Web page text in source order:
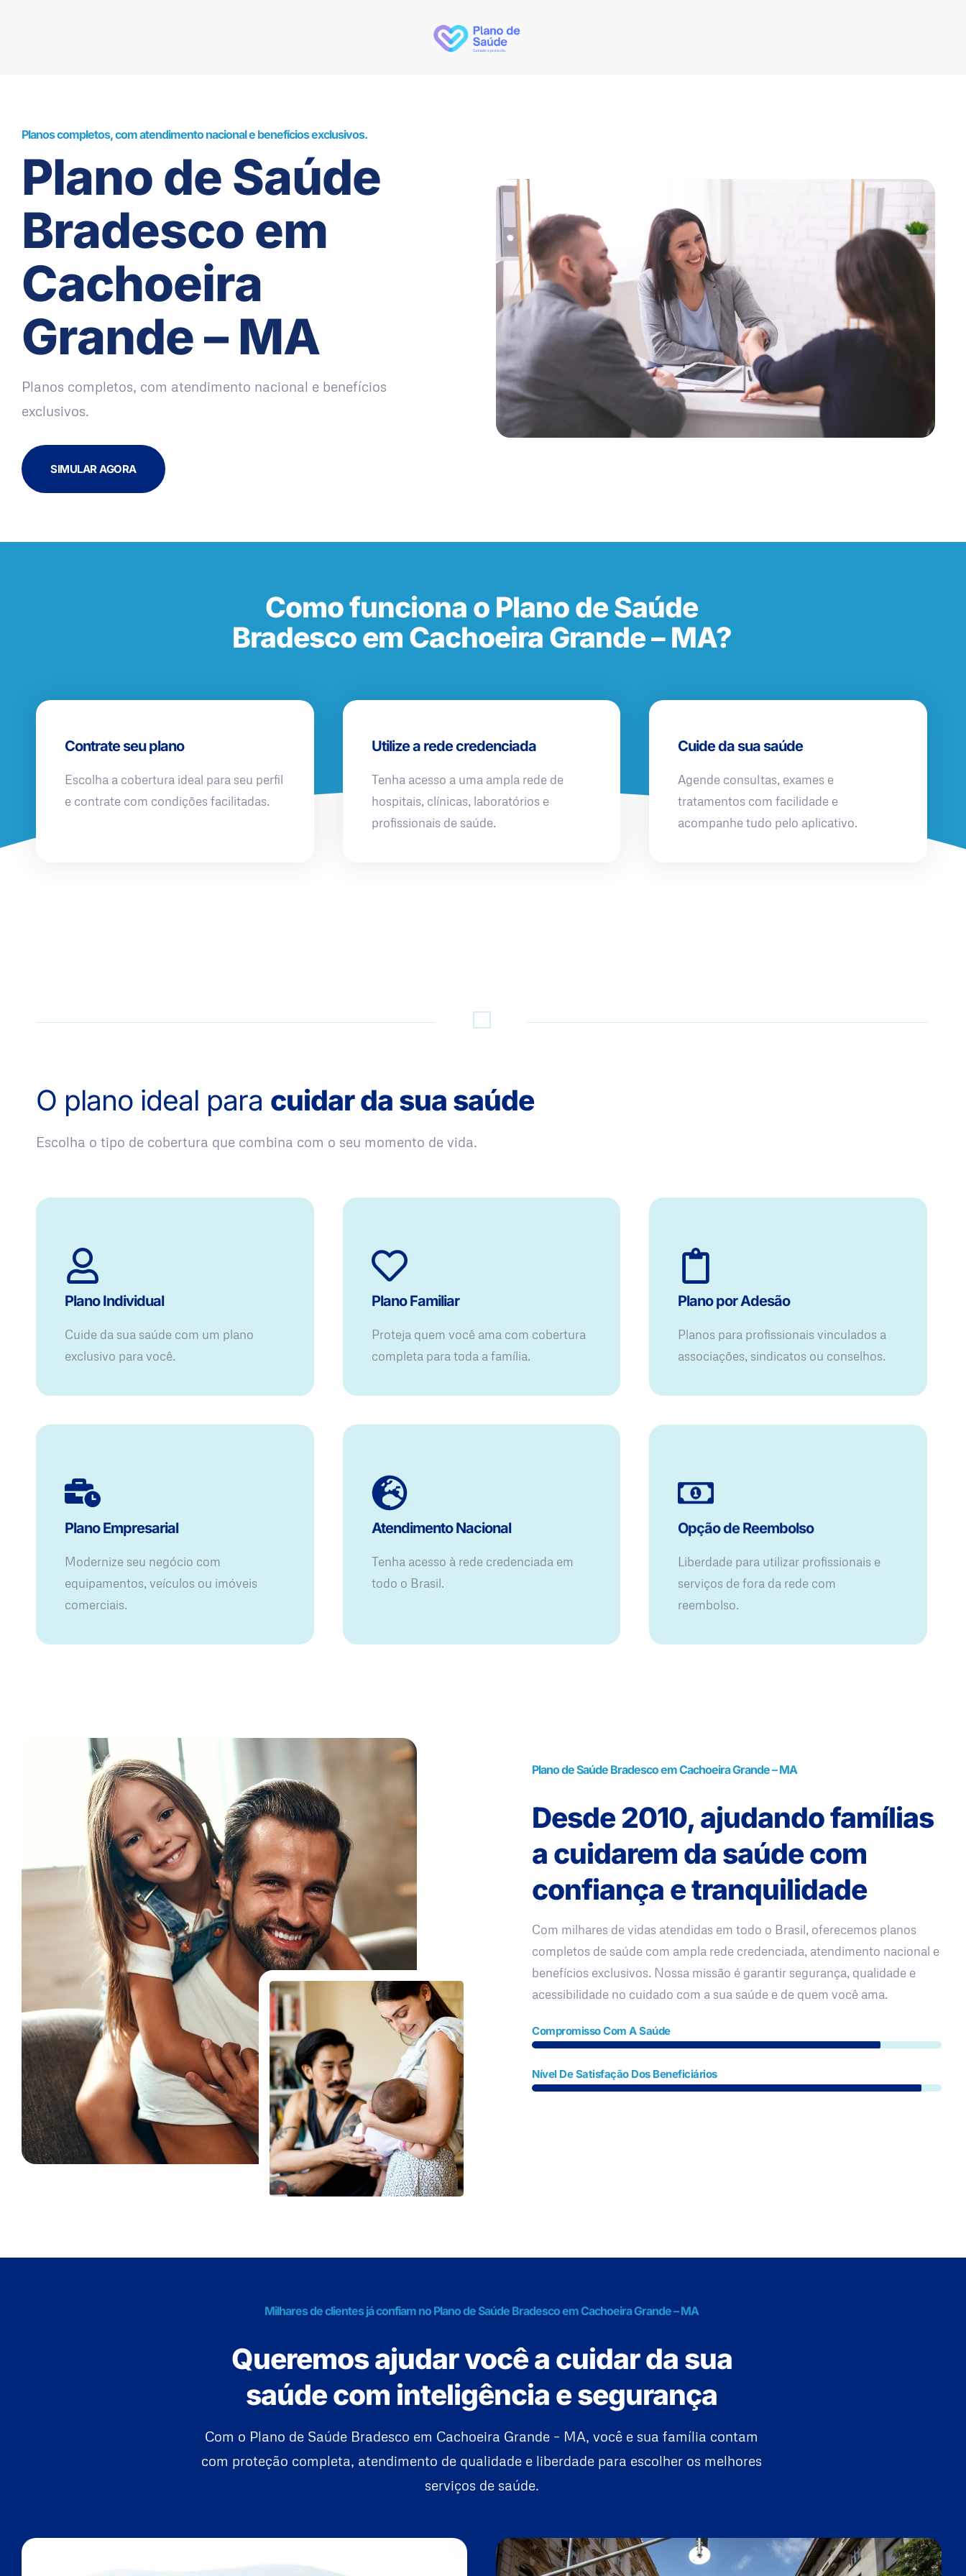
Planos completos, com atendimento nacional e benefícios exclusivos.
Plano de Saúde
Bradesco em
Cachoeira
Grande – MA
Planos completos, com atendimento nacional e benefícios
exclusivos.
SIMULAR AGORA
Como funciona o Plano de Saúde
Bradesco em Cachoeira Grande – MA?
Contrate seu plano
Escolha a cobertura ideal para seu perfil
e contrate com condições facilitadas.
Utilize a rede credenciada
Tenha acesso a uma ampla rede de
hospitais, clínicas, laboratórios e
profissionais de saúde.
Cuide da sua saúde
Agende consultas, exames e
tratamentos com facilidade e
acompanhe tudo pelo aplicativo.
O plano ideal para cuidar da sua saúde
Escolha o tipo de cobertura que combina com o seu momento de vida.
Plano Individual
Cuide da sua saúde com um plano
exclusivo para você.
Plano Familiar
Proteja quem você ama com cobertura
completa para toda a família.
Plano por Adesão
Planos para profissionais vinculados a
associações, sindicatos ou conselhos.
Plano Empresarial
Modernize seu negócio com
equipamentos, veículos ou imóveis
comerciais.
Atendimento Nacional
Tenha acesso à rede credenciada em
todo o Brasil.
Opção de Reembolso
Liberdade para utilizar profissionais e
serviços de fora da rede com
reembolso.
Plano de Saúde Bradesco em Cachoeira Grande – MA
Desde 2010, ajudando famílias
a cuidarem da saúde com
confiança e tranquilidade
Com milhares de vidas atendidas em todo o Brasil, oferecemos planos
completos de saúde com ampla rede credenciada, atendimento nacional e
benefícios exclusivos. Nossa missão é garantir segurança, qualidade e
acessibilidade no cuidado com a sua saúde e de quem você ama.
Compromisso Com A Saúde
Nível De Satisfação Dos Beneficiários
Milhares de clientes já confiam no Plano de Saúde Bradesco em Cachoeira Grande – MA
Queremos ajudar você a cuidar da sua
saúde com inteligência e segurança
Com o Plano de Saúde Bradesco em Cachoeira Grande – MA, você e sua família contam
com proteção completa, atendimento de qualidade e liberdade para escolher os melhores
serviços de saúde.